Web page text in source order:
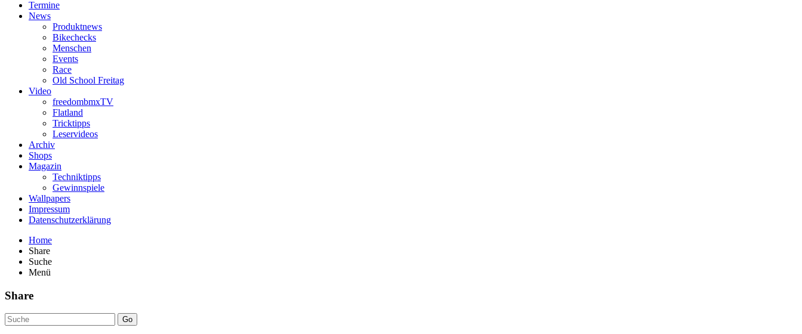
Termine
News
Produktnews
Bikechecks
Menschen
Events
Race
Old School Freitag
Video
freedombmxTV
Flatland
Tricktipps
Leservideos
Archiv
Shops
Magazin
Techniktipps
Gewinnspiele
Wallpapers
Impressum
Datenschutzerklärung
Home
Share
Suche
Menü
Share
Go